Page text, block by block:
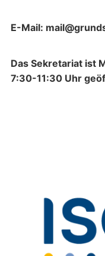
E-Mail:
Das Sekretariat ist
7:30-11:30 Uhr